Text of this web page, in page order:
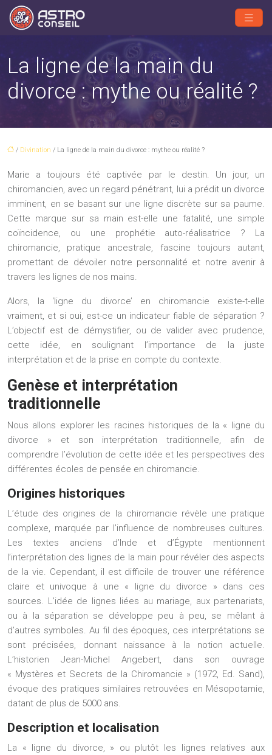
La ligne de la main du
divorce : mythe ou réalité ?
/ Divination / La ligne de la main du divorce : mythe ou réalité ?
Marie a toujours été captivée par le destin. Un jour, un
chiromancien, avec un regard pénétrant, lui a prédit un divorce
imminent, en se basant sur une ligne discrète sur sa paume.
Cette marque sur sa main est-elle une fatalité, une simple
coïncidence, ou une prophétie auto-réalisatrice ? La
chiromancie, pratique ancestrale, fascine toujours autant,
promettant de dévoiler notre personnalité et notre avenir à
travers les lignes de nos mains.
Alors, la ‘ligne du divorce’ en chiromancie existe-t-elle
vraiment, et si oui, est-ce un indicateur fiable de séparation ?
L’objectif est de démystifier, ou de valider avec prudence,
cette idée, en soulignant l’importance de la juste
interprétation et de la prise en compte du contexte.
Genèse et interprétation
traditionnelle
Nous allons explorer les racines historiques de la « ligne du
divorce » et son interprétation traditionnelle, afin de
comprendre l’évolution de cette idée et les perspectives des
différentes écoles de pensée en chiromancie.
Origines historiques
L’étude des origines de la chiromancie révèle une pratique
complexe, marquée par l’influence de nombreuses cultures.
Les textes anciens d’Inde et d’Égypte mentionnent
l’interprétation des lignes de la main pour révéler des aspects
de la vie. Cependant, il est difficile de trouver une référence
claire et univoque à une « ligne du divorce » dans ces
sources. L’idée de lignes liées au mariage, aux partenariats,
ou à la séparation se développe peu à peu, se mêlant à
d’autres symboles. Au fil des époques, ces interprétations se
sont précisées, donnant naissance à la notion actuelle.
L’historien Jean-Michel Angebert, dans son ouvrage
« Mystères et Secrets de la Chiromancie » (1972, Ed. Sand),
évoque des pratiques similaires retrouvées en Mésopotamie,
datant de plus de 5000 ans.
Description et localisation
La « ligne du divorce, » ou plutôt les lignes relatives aux